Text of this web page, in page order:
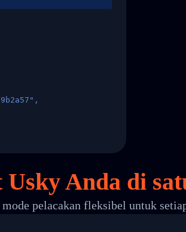
Usky Anda di
mode pelacakan fleksibel untuk